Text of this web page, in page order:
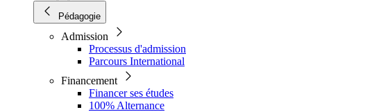
Pédagogie
Admission
Processus d'admission
Parcours International
Financement
Financer ses études
100% Alternance